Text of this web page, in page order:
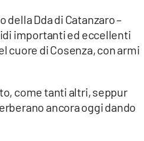
Dda di Catanzaro –
importanti ed eccellenti
cuore di Cosenza, con armi
come tanti altri, seppur
ancora oggi dando